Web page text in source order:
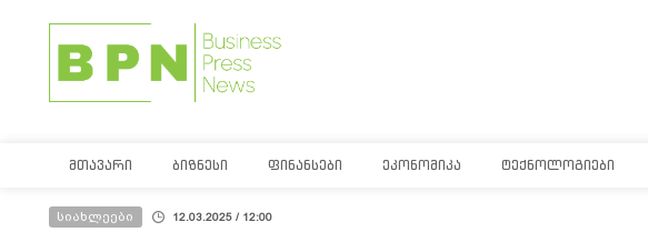
ᲛᲗᲐᲕᲐᲠᲘ ᲑᲘᲖᲜᲔᲡᲘ ᲤᲘᲜᲐᲜᲡᲔᲑᲘ ᲔᲙᲝᲜᲝᲛᲘᲙᲐ ᲢᲔᲥᲜᲝᲚᲝᲒᲘᲔᲑᲘ
სიახლეები 12.03.2025 / 12:00